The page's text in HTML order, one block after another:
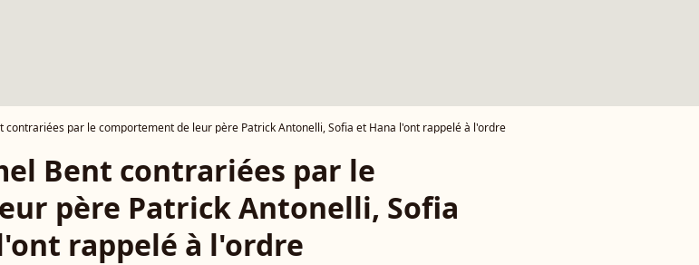
contrariées par le comportement de leur père Patrick Antonelli, Sofia et Hana l'ont rappelé à l'ordre
Bent contrariées par le
père Patrick Antonelli, Sofia
rappelé à l'ordre